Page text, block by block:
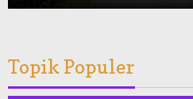
Topik Populer